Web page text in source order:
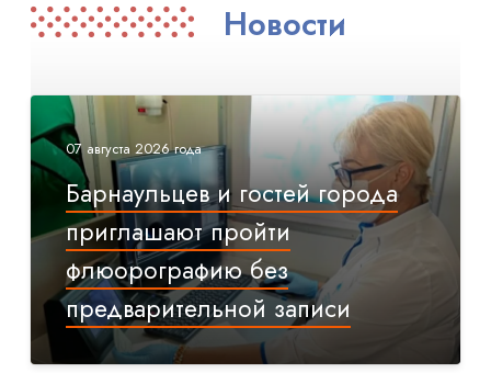
Новости
07 августа 2026 года
Барнаульцев и гостей города
приглашают пройти
флюорографию без
предварительной записи